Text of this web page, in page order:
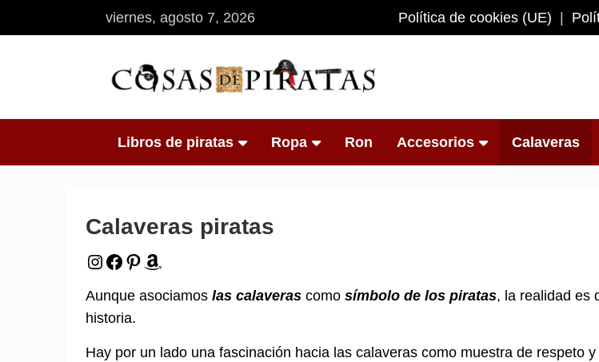
al
viernes, agosto 7, 2026 Política de cookies (UE)
Cosas de Piratas
Libros de piratas Ropa Ron Accesorios Calaveras
Calaveras piratas
Instagram
Facebook
Pinterest
Amazon
Aunque asociamos las calaveras como símbolo de los piratas, la realidad es
historia.
Hay por un lado una fascinación hacia las calaveras como muestra de respeto